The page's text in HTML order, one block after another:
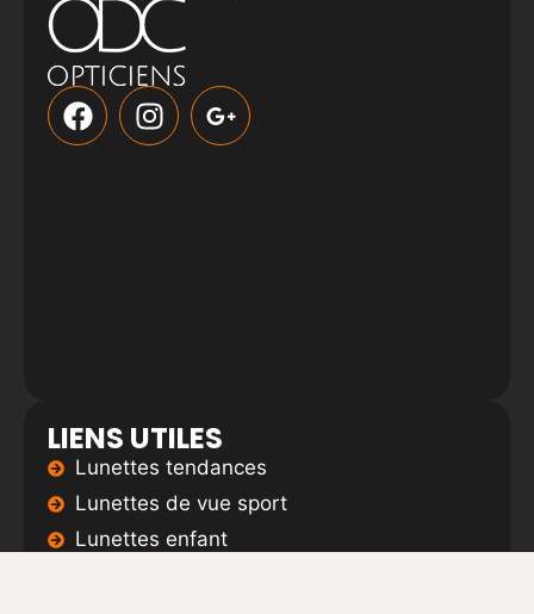
LIENS UTILES
Lunettes tendances
Lunettes de vue sport
Lunettes enfant